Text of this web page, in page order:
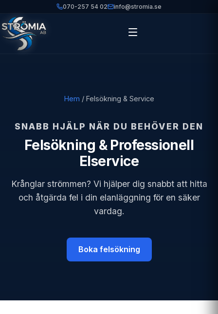
070-257 54 02 info@stromia.se
Hem / Felsökning & Service
SNABB HJÄLP NÄR DU BEHÖVER DEN
Felsökning & Professionell
Elservice
Krånglar strömmen? Vi hjälper dig snabbt att hitta
och åtgärda fel i din elanläggning för en säker
vardag.
Boka felsökning